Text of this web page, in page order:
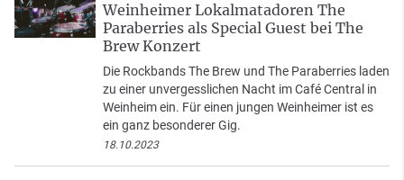
Weinheimer Lokalmatadoren The
Paraberries als Special Guest bei The
Brew Konzert
Die Rockbands The Brew und The Paraberries laden
zu einer unvergesslichen Nacht im Café Central in
Weinheim ein. Für einen jungen Weinheimer ist es
ein ganz besonderer Gig.
18.10.2023